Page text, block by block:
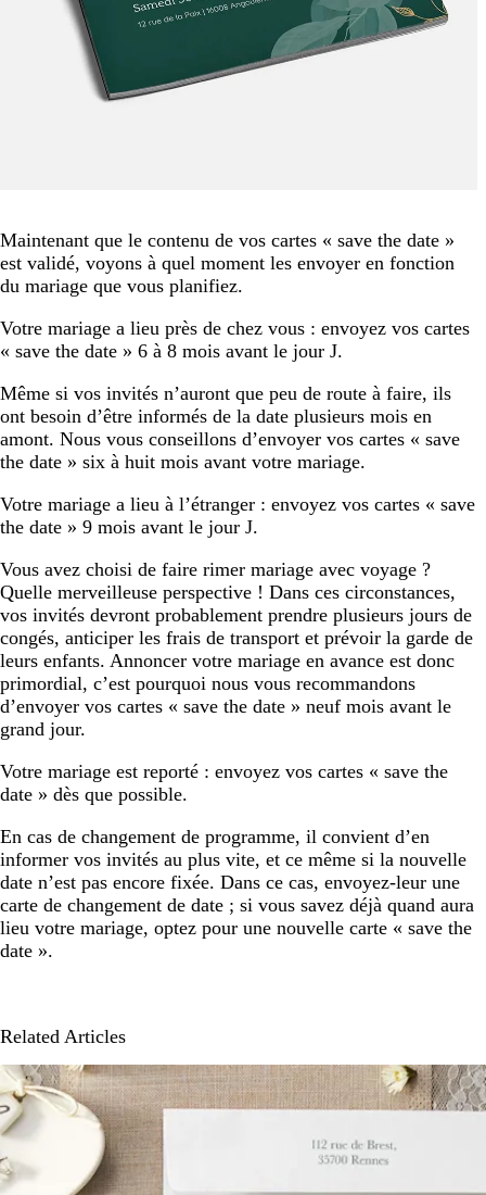
Maintenant que le contenu de vos cartes « save the date »
est validé, voyons à quel moment les envoyer en fonction
du mariage que vous planifiez.
Votre mariage a lieu près de chez vous : envoyez vos cartes
« save the date » 6 à 8 mois avant le jour J.
Même si vos invités n’auront que peu de route à faire, ils
ont besoin d’être informés de la date plusieurs mois en
amont. Nous vous conseillons d’envoyer vos cartes « save
the date » six à huit mois avant votre mariage.
Votre mariage a lieu à l’étranger : envoyez vos cartes « save
the date » 9 mois avant le jour J.
Vous avez choisi de faire rimer mariage avec voyage ?
Quelle merveilleuse perspective ! Dans ces circonstances,
vos invités devront probablement prendre plusieurs jours de
congés, anticiper les frais de transport et prévoir la garde de
leurs enfants. Annoncer votre mariage en avance est donc
primordial, c’est pourquoi nous vous recommandons
d’envoyer vos cartes « save the date » neuf mois avant le
grand jour.
Votre mariage est reporté : envoyez vos cartes « save the
date » dès que possible.
En cas de changement de programme, il convient d’en
informer vos invités au plus vite, et ce même si la nouvelle
date n’est pas encore fixée. Dans ce cas, envoyez-leur une
carte de changement de date ; si vous savez déjà quand aura
lieu votre mariage, optez pour une nouvelle carte « save the
date ».
Related Articles